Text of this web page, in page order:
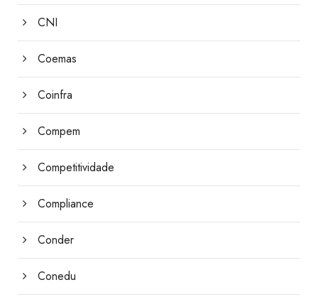
CNI
Coemas
Coinfra
Compem
Competitividade
Compliance
Conder
Conedu